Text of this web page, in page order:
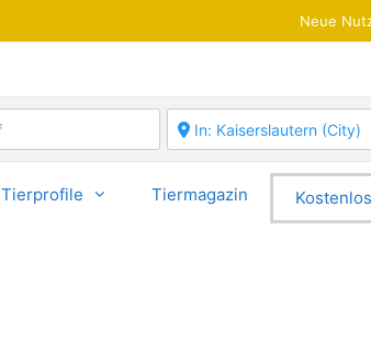
Neue
Tierprofile Tiermagazin